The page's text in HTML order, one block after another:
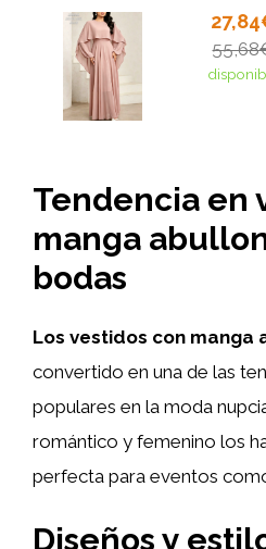
Tendencia en
manga
bodas
Los vestidos con manga
convertido en una de las
populares en la moda
romántico y femenino los
perfecta para eventos
Diseños y